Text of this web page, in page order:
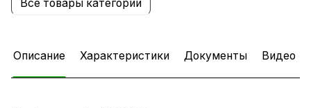
Все товары категории
Описание Характеристики Документы Видео